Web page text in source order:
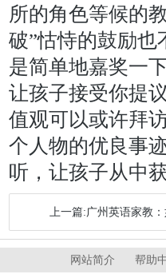
所的角色等候的
破”怙恃的鼓励
是简单地嘉奖一
让孩子接受你提
值观可以或许拜
个人物的优良事
听，让孩子从中
上一篇:广州英语家教
网站简介 帮助